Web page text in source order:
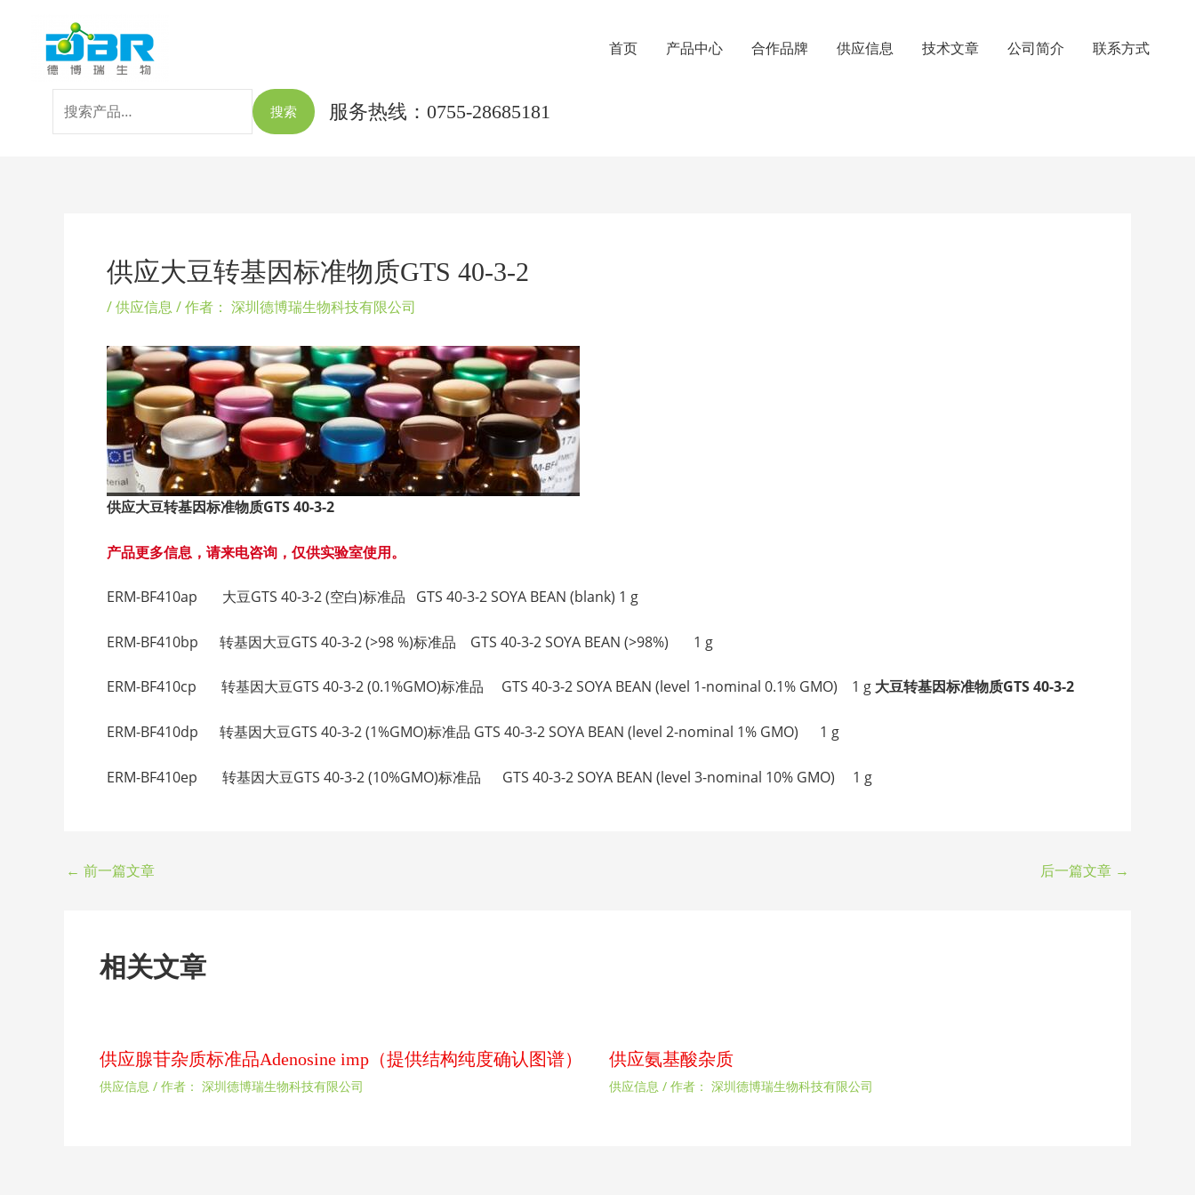
首页 产品中心 合作品牌 供应信息 技术文章 公司简介 联系方式
索：
搜索 服务热线：0755-28685181
供应大豆转基因标准物质GTS 40-3-2
/供应信息 / 作者： 深圳德博瑞生物科技有限公司
供应大豆转基因标准物质GTS 40-3-2
产品更多信息，请来电咨询，仅供实验室使用。
ERM-BF410ap 大豆GTS 40-3-2 (空白)标准品 GTS 40-3-2 SOYA BEAN (blank) 1 g
ERM-BF410bp 转基因大豆GTS 40-3-2 (>98 %)标准品 GTS 40-3-2 SOYA BEAN (>98%) 1 g
ERM-BF410cp 转基因大豆GTS 40-3-2 (0.1%GMO)标准品 GTS 40-3-2 SOYA BEAN (level 1-nominal 0.1% GMO) 1 g 大豆转基因标准物质GTS 40-3-2
ERM-BF410dp 转基因大豆GTS 40-3-2 (1%GMO)标准品 GTS 40-3-2 SOYA BEAN (level 2-nominal 1% GMO) 1 g
ERM-BF410ep 转基因大豆GTS 40-3-2 (10%GMO)标准品 GTS 40-3-2 SOYA BEAN (level 3-nominal 10% GMO) 1 g
← 前一篇文章 后一篇文章 →
相关文章
供应腺苷杂质标准品Adenosine imp（提供结构纯度确认图谱）
供应信息 / 作者： 深圳德博瑞生物科技有限公司
供应氨基酸杂质
供应信息 / 作者： 深圳德博瑞生物科技有限公司